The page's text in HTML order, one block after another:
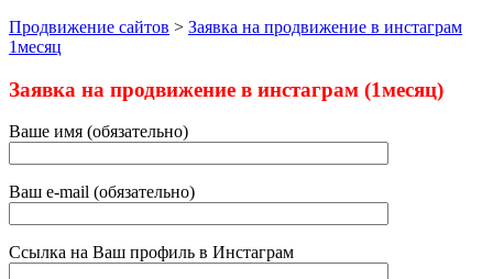
Продвижение сайтов > Заявка на продвижение в инстаграм
1месяц
Заявка на продвижение в инстаграм (1месяц)
Ваше имя (обязательно)
Ваш e-mail (обязательно)
Ссылка на Ваш профиль в Инстаграм